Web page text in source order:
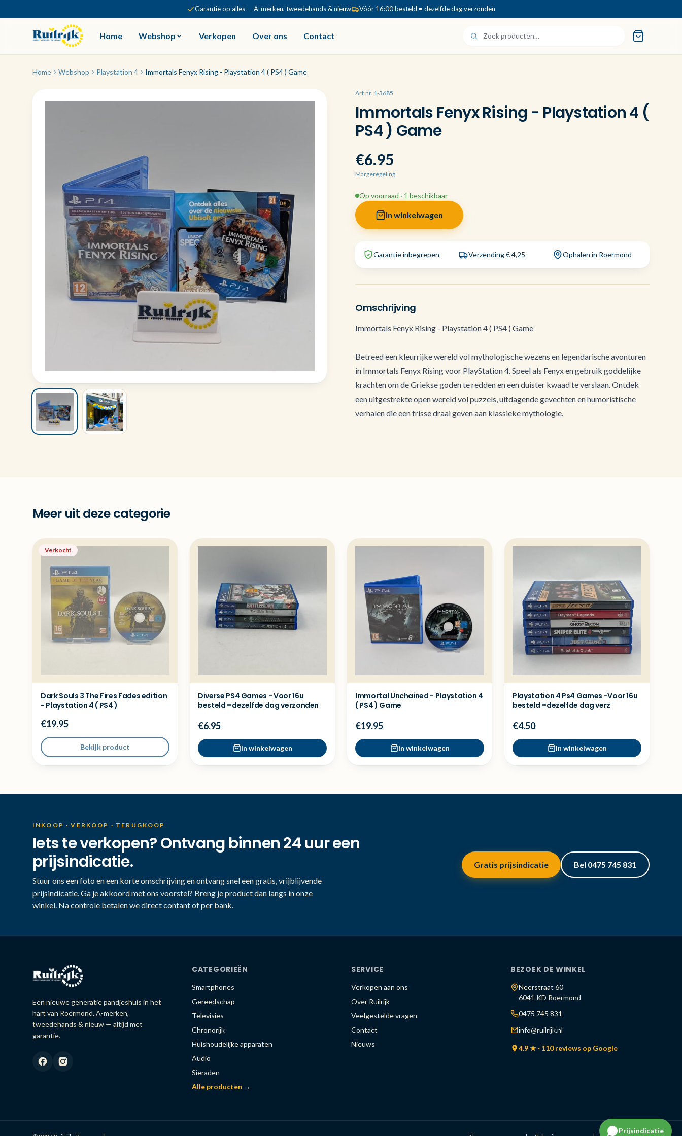
Garantie op alles — A-merken, tweedehands & nieuw Vóór 16:00 besteld = dezelfde dag verzonden
Home Webshop Verkopen Over ons Contact
Home Webshop Playstation 4 Immortals Fenyx Rising - Playstation 4 ( PS4 ) Game
Art.nr. 1-3685
Immortals Fenyx Rising - Playstation 4 (
PS4 ) Game
€6.95
Margeregeling
Op voorraad · 1 beschikbaar
In winkelwagen
Garantie inbegrepen Verzending € 4,25 Ophalen in Roermond
Omschrijving
Immortals Fenyx Rising - Playstation 4 ( PS4 ) Game
Betreed een kleurrijke wereld vol mythologische wezens en legendarische avonturen
in Immortals Fenyx Rising voor PlayStation 4. Speel als Fenyx en gebruik goddelijke
krachten om de Griekse goden te redden en een duister kwaad te verslaan. Ontdek
een uitgestrekte open wereld vol puzzels, uitdagende gevechten en humoristische
verhalen die een frisse draai geven aan klassieke mythologie.
Meer uit deze categorie
Verkocht
Dark Souls 3 The Fires Fades edition
- Playstation 4 ( PS4 )
€19.95
Bekijk product
Diverse PS4 Games - Voor 16u
besteld =dezelfde dag verzonden
€6.95
In winkelwagen
Immortal Unchained - Playstation 4
( PS4 ) Game
€19.95
In winkelwagen
Playstation 4 Ps4 Games -Voor 16u
besteld =dezelfde dag verz
€4.50
In winkelwagen
INKOOP · VERKOOP · TERUGKOOP
Iets te verkopen? Ontvang binnen 24 uur een
prijsindicatie.
Stuur ons een foto en een korte omschrijving en ontvang snel een gratis, vrijblijvende
prijsindicatie. Ga je akkoord met ons voorstel? Breng je product dan langs in onze
winkel. Na controle betalen we direct contant of per bank.
Gratis prijsindicatie Bel 0475 745 831
Een nieuwe generatie pandjeshuis in het
hart van Roermond. A-merken,
tweedehands & nieuw — altijd met
garantie.
CATEGORIEËN
Smartphones
Gereedschap
Televisies
Chronorijk
Huishoudelijke apparaten
Audio
Sieraden
Alle producten →
SERVICE
Verkopen aan ons
Over Ruilrijk
Veelgestelde vragen
Contact
Nieuws
BEZOEK DE WINKEL
Neerstraat 60
6041 KD Roermond
0475 745 831
info@ruilrijk.nl
4.9 ★ · 110 reviews op Google
Prijsindicatie